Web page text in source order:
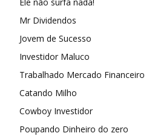
Ele não surfa nada!
Mr Dividendos
Jovem de Sucesso
Investidor Maluco
Trabalhado Mercado Financeiro
Catando Milho
Cowboy Investidor
Poupando Dinheiro do zero